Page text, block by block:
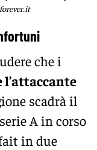
che i
l’attaccante
scadrà il
A in corso
in due